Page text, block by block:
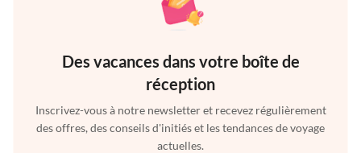
Des vacances dans votre boîte de
réception
Inscrivez-vous à notre newsletter et recevez régulièrement
des offres, des conseils d'initiés et les tendances de voyage
actuelles.